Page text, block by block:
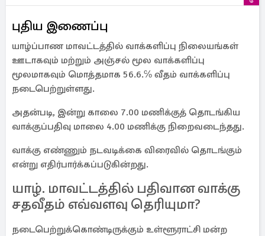
புதிய இணைப்பு
யாழ்ப்பாண மாவட்டத்தில் வாக்களிப்பு நிலையங்கள்
ஊடாகவும் மற்றும் அஞ்சல் மூல வாக்களிப்பு
மூலமாகவும் மொத்தமாக 56.6.℅ வீதம் வாக்களிப்பு
நடைபெற்றுள்ளது.
அதன்படி, இன்று காலை 7.00 மணிக்குத் தொடங்கிய
வாக்குப்பதிவு மாலை 4.00 மணிக்கு நிறைவடைந்தது.
வாக்கு எண்ணும் நடவடிக்கை விரைவில் தொடங்கும்
என்று எதிர்பார்க்கப்படுகின்றது.
யாழ். மாவட்டத்தில் பதிவான வாக்கு
சதவீதம் எவ்வளவு தெரியுமா?
நடைபெற்றுக்கொண்டிருக்கும் உள்ளூராட்சி மன்ற